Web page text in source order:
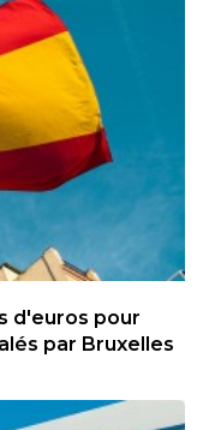
d'euros pour
par Bruxelles